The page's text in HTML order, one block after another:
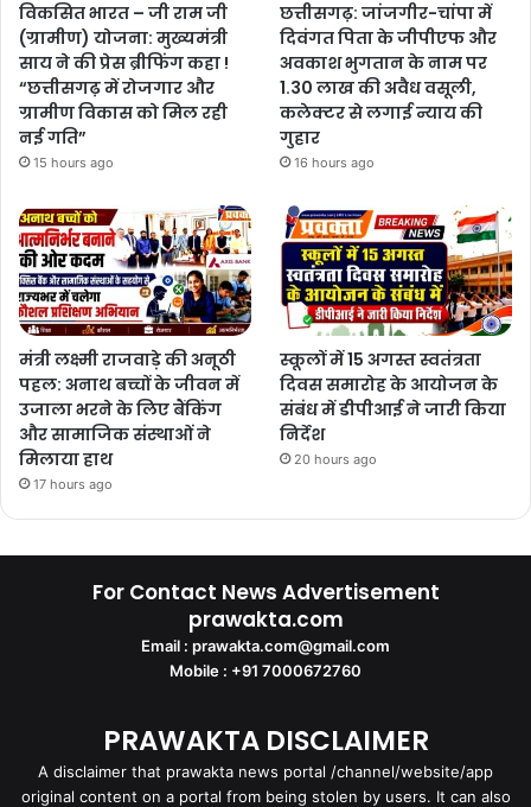
विकसित भारत – जी राम जी
(ग्रामीण) योजना: मुख्यमंत्री
साय ने की प्रेस ब्रीफिंग कहा !
“छत्तीसगढ़ में रोजगार और
ग्रामीण विकास को मिल रही
नई गति”
15 hours ago
छत्तीसगढ़: जांजगीर-चांपा में
दिवंगत पिता के जीपीएफ और
अवकाश भुगतान के नाम पर
1.30 लाख की अवैध वसूली,
कलेक्टर से लगाई न्याय की
गुहार
16 hours ago
मंत्री लक्ष्मी राजवाड़े की अनूठी
पहल: अनाथ बच्चों के जीवन में
उजाला भरने के लिए बैंकिंग
और सामाजिक संस्थाओं ने
मिलाया हाथ
17 hours ago
स्कूलों में 15 अगस्त स्वतंत्रता
दिवस समारोह के आयोजन के
संबंध में डीपीआई ने जारी किया
निर्देश
20 hours ago
For Contact News Advertisement
prawakta.com
Email : prawakta.com@gmail.com
Mobile : +91 7000672760
PRAWAKTA DISCLAIMER
A disclaimer that prawakta news portal /channel/website/app
original content on a portal from being stolen by users. It can also